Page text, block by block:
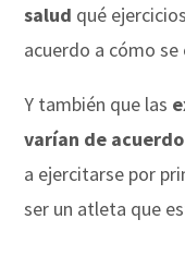
salud qué
acuerdo a cómo
Y también que las
varían de
a ejercitarse por
ser un atleta que